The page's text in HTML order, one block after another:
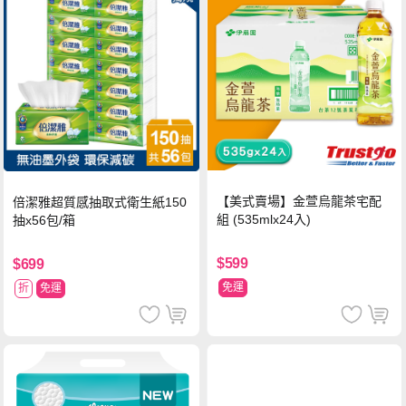
倍潔雅超質感抽取式衛生紙150
抽x56包/箱
$699
折 免運
【美式賣場】金萱烏龍茶宅配
組 (535mlx24入)
$599
免運